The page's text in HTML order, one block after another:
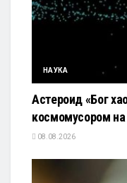
НАУКА
Астероид «Бог
космомусором
08.08.2026